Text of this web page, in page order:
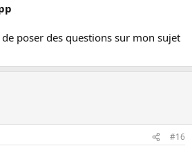
poser des questions sur mon sujet
#16